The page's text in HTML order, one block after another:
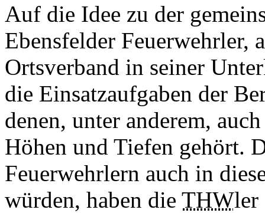
Auf die Idee zu der
Ebensfelder Feuerwehrler,
Ortsverband in seiner
die Einsatzaufgaben der
denen, unter anderem,
Höhen und Tiefen gehört.
Feuerwehrlern auch in
würden, haben die THWler